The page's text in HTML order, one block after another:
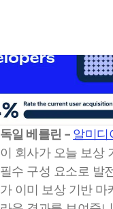
독일 베를린 - 알미
이 회사가 오늘 보상
필수 구성 요소로 발
가 이미 보상 기반 마